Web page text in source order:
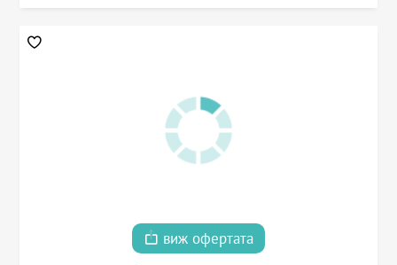
виж офертата